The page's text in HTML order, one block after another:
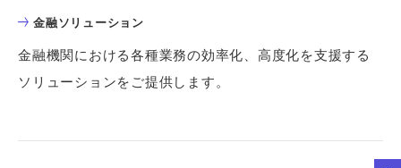
金融ソリューション
金融機関における各種業務の効率化、高度化を支援する
ソリューションをご提供します。